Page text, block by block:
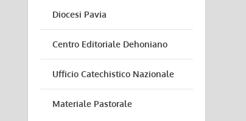
Diocesi Pavia
Centro Editoriale Dehoniano
Ufficio Catechistico Nazionale
Materiale Pastorale